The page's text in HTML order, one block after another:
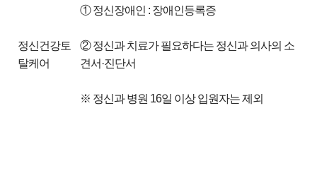
정신건강토
탈케어
① 정신장애인 : 장애인등록증
② 정신과 치료가 필요하다는 정신과 의사의 소
견서·진단서
※ 정신과 병원 16일 이상 입원자는 제외